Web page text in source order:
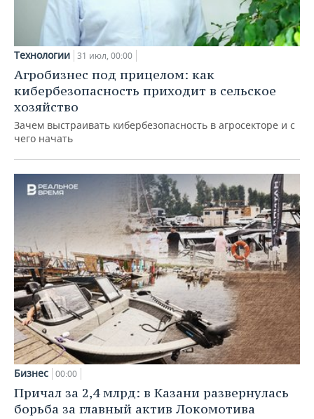
Технологии 31 июл, 00:00
Агробизнес под прицелом: как
кибербезопасность приходит в сельское
хозяйство
Зачем выстраивать кибербезопасность в агросекторе и с
чего начать
Бизнес 00:00
Причал за 2,4 млрд: в Казани развернулась
борьба за главный актив Локомотива